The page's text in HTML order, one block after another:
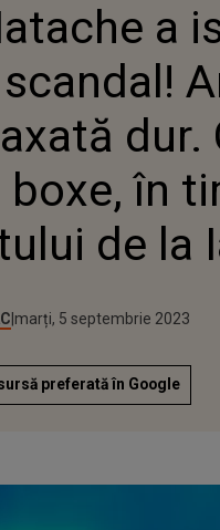
FOST
A
a
dur.
în
de la
Publicat:
marți, 5 septembrie 2023
Actualizat:
marți, 5 septembrie 2023
preferată în Google